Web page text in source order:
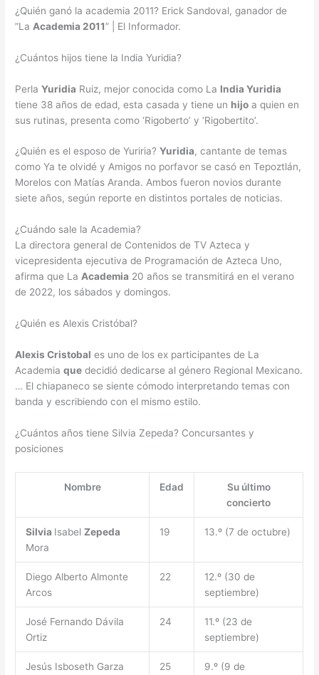
¿Quién ganó la academia 2011? Erick Sandoval, ganador de
”La Academia 2011” | El Informador.
¿Cuántos hijos tiene la India Yuridia?
PerlaYuridia Ruiz, mejor conocida como La India Yuridia
tiene 38 años de edad, esta casada y tiene un hijo a quien en
sus rutinas, presenta como ‘Rigoberto’ y ‘Rigobertito’.
¿Quién es el esposo de Yuriria?Yuridia, cantante de temas
como Ya te olvidé y Amigos no porfavor se casó en Tepoztlán,
Morelos con Matías Aranda. Ambos fueron novios durante
siete años, según reporte en distintos portales de noticias.
¿Cuándo sale la Academia?
La directora general de Contenidos de TV Azteca y
vicepresidenta ejecutiva de Programación de Azteca Uno,
afirma que LaAcademia 20 años se transmitirá en el verano
de 2022, los sábados y domingos.
¿Quién es Alexis Cristóbal?
Alexis Cristobal es uno de los ex participantes de La
Academiaque decidió dedicarse al género Regional Mexicano.
… El chiapaneco se siente cómodo interpretando temas con
banda y escribiendo con el mismo estilo.
¿Cuántos años tiene Silvia Zepeda? Concursantes y
posiciones
Nombre Edad
Su último
concierto
Silvia Isabel Zepeda
Mora
19 13.º (7 de octubre)
Diego Alberto Almonte
Arcos
22
12.º (30 de
septiembre)
José Fernando Dávila
Ortiz
24
11.º (23 de
septiembre)
Jesús Isboseth Garza
25
9.º (9 de